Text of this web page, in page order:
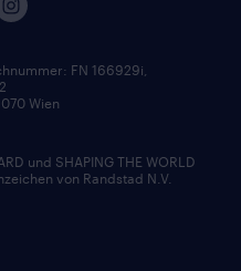
FN 166929i,
Wien
und SHAPING THE WORLD
von Randstad N.V.